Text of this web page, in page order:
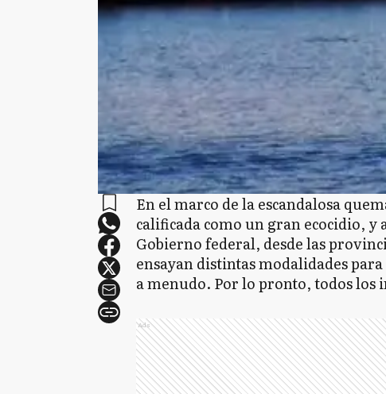
En el marco de la escandalosa
calificada como un gran ecocidio, y
Gobierno federal, desde las
ensayan distintas modalidades
a menudo. Por lo pronto, todos los
Ads